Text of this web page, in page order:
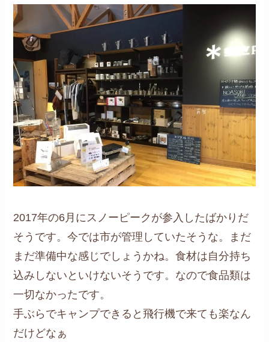
2017年の6月にスノーピークが参入したばかりだ
そうです。今では市が管理していたそうな。まだ
まだ準備中な感じでしょうかね。食材は自分持ち
込みしないといけないそうです。なので食品類は
一切なかったです。
手ぶらでキャンプできると飛行機で来ても楽なん
だけどなぁ